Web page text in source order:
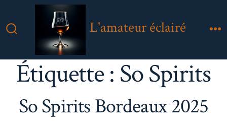
au
Bascule
Rechercher
L'amateur éclairé
Étiquette : So Spirits
So Spirits Bordeaux 2025